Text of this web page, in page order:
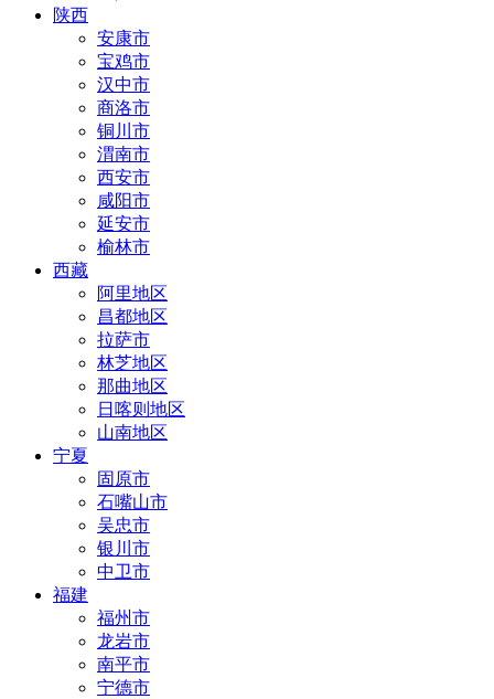
陕西
安康市
宝鸡市
汉中市
商洛市
铜川市
渭南市
西安市
咸阳市
延安市
榆林市
西藏
阿里地区
昌都地区
拉萨市
林芝地区
那曲地区
日喀则地区
山南地区
宁夏
固原市
石嘴山市
吴忠市
银川市
中卫市
福建
福州市
龙岩市
南平市
宁德市